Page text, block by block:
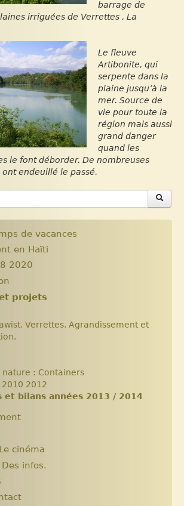
barrage de
irriguées de Verrettes , La
Le fleuve
Artibonite, qui
serpente dans la
plaine jusqu’à la
mer. Source de
vie pour toute la
région mais aussi
grand danger
quand les
le font déborder. De nombreuses
endeuillé le passé.
de vacances
en Haïti
2020
Générales
projets
Verrettes. Agrandissement et
nature : Containers
2010 2012
et bilans années 2013 / 2014
Haïti
environnement
séjour Août 2017
séjour Juillet 2016
cinéma
de lecture
infos.
Réflexions sur l’aide
5 articles